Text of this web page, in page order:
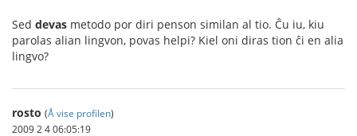
Sed devas metodo por diri penson similan al tio. Ĉu iu, kiu
parolas alian lingvon, povas helpi? Kiel oni diras tion ĉi en alia
lingvo?
rosto (Å vise profilen)
2009 2 4 06:05:19